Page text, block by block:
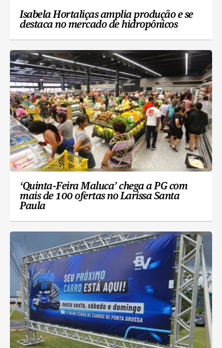
Isabela Hortaliças amplia produção e se
destaca no mercado de hidropônicos
‘Quinta-Feira Maluca’ chega a PG com
mais de 100 ofertas no Larissa Santa
Paula